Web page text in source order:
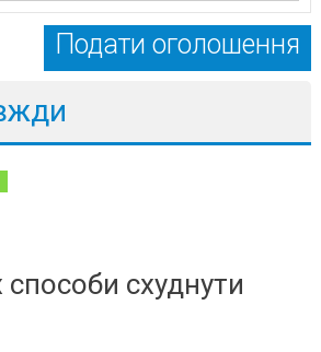
Подати оголошення
схуднути